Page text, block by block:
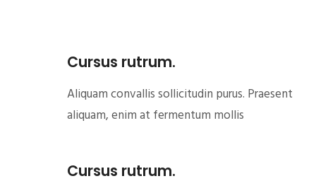
Cursus rutrum.
Aliquam convallis sollicitudin purus. Praesent
aliquam, enim at fermentum mollis
Cursus rutrum.